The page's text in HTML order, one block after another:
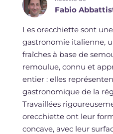
Fabio
Les orecchiette sont
gastronomie italienne,
fraîches à base de
remoulue, connu et
entier : elles
gastronomique de la
Travaillées
orecchiette ont leur
concave, avec leur